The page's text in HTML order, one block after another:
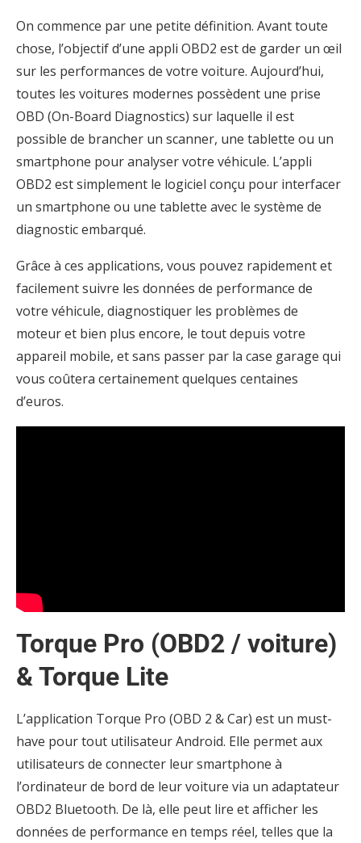
On commence par une petite définition. Avant toute
chose, l’objectif d’une appli OBD2 est de garder un œil
sur les performances de votre voiture. Aujourd’hui,
toutes les voitures modernes possèdent une prise
OBD (On-Board Diagnostics) sur laquelle il est
possible de brancher un scanner, une tablette ou un
smartphone pour analyser votre véhicule. L’appli
OBD2 est simplement le logiciel conçu pour interfacer
un smartphone ou une tablette avec le système de
diagnostic embarqué.
Grâce à ces applications, vous pouvez rapidement et
facilement suivre les données de performance de
votre véhicule, diagnostiquer les problèmes de
moteur et bien plus encore, le tout depuis votre
appareil mobile, et sans passer par la case garage qui
vous coûtera certainement quelques centaines
d’euros.
Torque Pro (OBD2 / voiture)
& Torque Lite
L’application Torque Pro (OBD 2 & Car) est un must-
have pour tout utilisateur Android. Elle permet aux
utilisateurs de connecter leur smartphone à
l’ordinateur de bord de leur voiture via un adaptateur
OBD2 Bluetooth. De là, elle peut lire et afficher les
données de performance en temps réel, telles que la